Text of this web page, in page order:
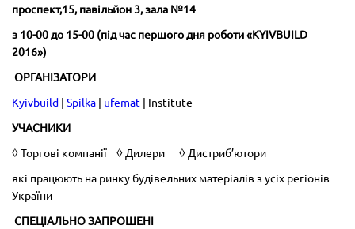
проспект,15, павільйон 3, зала №14
з 10-00 до 15-00 (під час першого дня роботи «KYIVBUILD
2016»)
ОРГАНІЗАТОРИ
Kyivbuild
Spilka ufemat | Institute
УЧАСНИКИ
◊ Торгові компанії ◊ Дилери ◊ Дистриб’ютори
які працюють на ринку будівельних матеріалів з усіх регіонів
України
СПЕЦІАЛЬНО ЗАПРОШЕНІ